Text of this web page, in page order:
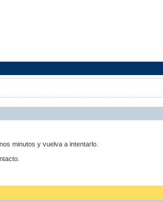
minutos y vuelva a intentarlo.